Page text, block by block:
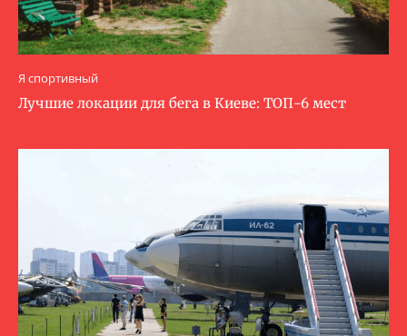
Я спортивный
Лучшие локации для бега в Киеве: ТОП-6 мест